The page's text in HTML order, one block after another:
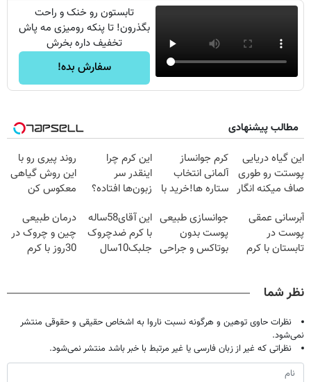
تابستون رو خنک و راحت
بگذرون! تا پنکه رومیزی مه پاش
تخفیف داره بخرش
سفارش بده!
مطالب پیشنهادی
این گیاه دریایی
پوستت رو طوری
صاف میکنه انگار
شدی🔥
کرم جوانساز
آلمانی انتخاب
ستاره ها!خرید با
این کرم چرا
اینقدر سر
زبون‌ها افتاده؟
روند پیری رو با
این روش گیاهی
معکوس کن
آبرسانی عمقی
پوست در
تابستان با کرم
جوانسازی طبیعی
پوست بدون
بوتاکس و جراحی
این آقای58ساله
با کرم ضدچروک
جلبک10سال
تخفیف)
درمان طبیعی
چین و چروک در
30روز با کرم
نظر شما
نظرات حاوی توهین و هرگونه نسبت ناروا به اشخاص حقیقی و حقوقی منتشر
نمی‌شود.
نظراتی که غیر از زبان فارسی یا غیر مرتبط با خبر باشد منتشر نمی‌شود.